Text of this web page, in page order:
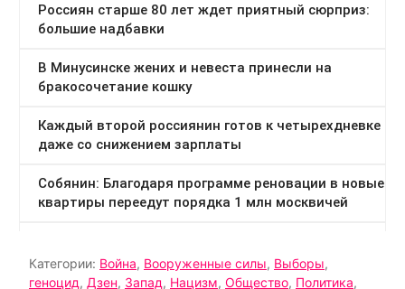
Категории: Война, Вооруженные силы, Выборы,
геноцид, Дзен, Запад, Нацизм, Общество, Политика,